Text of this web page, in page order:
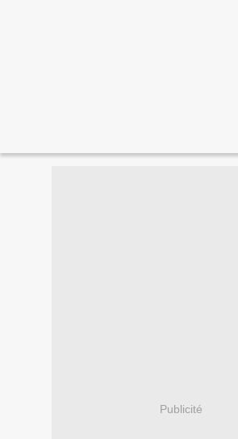
Publicité